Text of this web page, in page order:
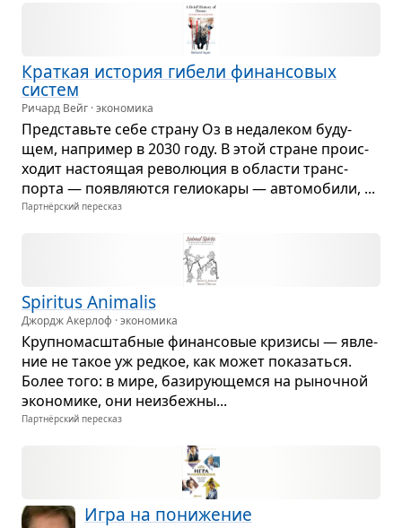
Крат­кая исто­рия гибели финан­со­вых
систем
Ричард Вейг · экономика
Пред­ставьте себе страну Оз в неда­ле­ком буду­
щем, напри­мер в 2030 году. В этой стране про­ис­
хо­дит насто­я­щая рево­лю­ция в обла­сти транс­
порта — появ­ля­ются гели­о­кары — авто­мо­били, ...
Партнёрский пересказ
Spiritus Animalis
Джордж Акерлоф · экономика
Круп­но­мас­штаб­ные финан­со­вые кри­зисы — явле­
ние не такое уж ред­кое, как может пока­заться.
Более того: в мире, бази­ру­ю­щемся на рыноч­ной
эко­но­мике, они неиз­бежны...
Партнёрский пересказ
Игра на пони­же­ние